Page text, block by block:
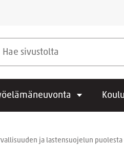
ja lastensuojelun